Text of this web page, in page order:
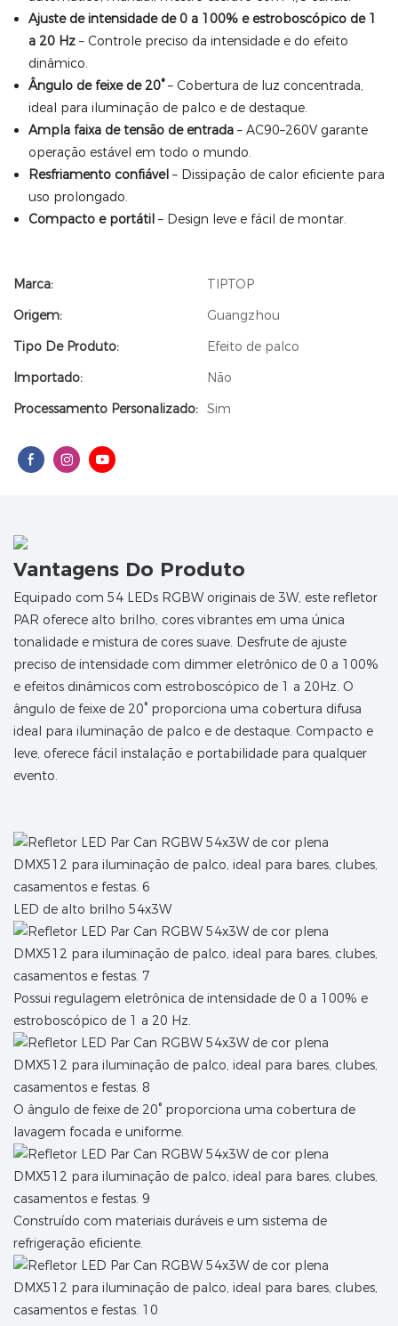
Ajuste de intensidade de 0 a 100% e estroboscópico de 1
a 20 Hz– Controle preciso da intensidade e do efeito
dinâmico.
Ângulo de feixe de 20°– Cobertura de luz concentrada,
ideal para iluminação de palco e de destaque.
Ampla faixa de tensão de entrada– AC90–260V garante
operação estável em todo o mundo.
Resfriamento confiável– Dissipação de calor eficiente para
uso prolongado.
Compacto e portátil– Design leve e fácil de montar.
Marca:
TIPTOP
Origem:
Guangzhou
Tipo De Produto:
Efeito de palco
Importado:
Não
Processamento Personalizado: Sim
Vantagens Do Produto
Equipado com 54 LEDs RGBW originais de 3W, este refletor
PAR oferece alto brilho, cores vibrantes em uma única
tonalidade e mistura de cores suave. Desfrute de ajuste
preciso de intensidade com dimmer eletrônico de 0 a 100%
e efeitos dinâmicos com estroboscópico de 1 a 20Hz. O
ângulo de feixe de 20° proporciona uma cobertura difusa
ideal para iluminação de palco e de destaque. Compacto e
leve, oferece fácil instalação e portabilidade para qualquer
evento.
LED de alto brilho 54x3W
Possui regulagem eletrônica de intensidade de 0 a 100% e
estroboscópico de 1 a 20 Hz.
O ângulo de feixe de 20° proporciona uma cobertura de
lavagem focada e uniforme.
Construído com materiais duráveis ​​e um sistema de
refrigeração eficiente.